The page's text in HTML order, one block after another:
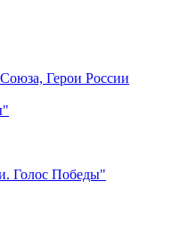
Герои России
Голос Победы"